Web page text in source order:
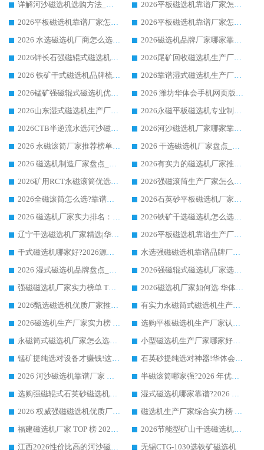
详解河沙磁选机选购方法_除铁器品牌及华体会手机网页版-华体会(中国) 企业解析
2026平板磁选机靠谱厂家怎么选？华体会手机网页版-华体会(中国) 凭硬实力甄选合作品牌
2026平板磁选机靠谱厂家怎么选？华体会手机网页版-华体会(中国) 凭硬实力甄选合作品牌
2026平板磁选机靠谱厂家怎么选？华体会手机网页版-华体会(中国) 凭硬实力甄选合作品牌
2026 水选磁选机厂商怎么选 潍坊华体会手机网页版-华体会(中国) 技术实力强
2026磁选机品牌厂家哪家靠谱?行业优选华体会手机网页版-华体会(中国) 实力出众
2026钾长石强磁辊式磁选机厂家推荐_华体会手机网页版-华体会(中国) 强磁磁选机价格
2026尾矿回收磁选机生产厂家哪家好_行业推荐华体会手机网页版-华体会(中国)
2026 铁矿干式磁选机品牌梳理 华体会手机网页版-华体会(中国) 厂家甄选要点
2026靠谱湿式磁选机生产厂家推荐 华体会手机网页版-华体会(中国) 技术与实力兼具
2026锰矿强磁辊式磁选机优选品牌_华体会手机网页版-华体会(中国) 专业厂家值得选择
2026 潍坊华体会手机网页版-华体会(中国) _矿用 RCT永磁滚筒提纯设备 厂家实力与应用优势全解析
2026山东湿式磁选机生产厂家推荐：华体会手机网页版-华体会(中国) ，深耕磁电领域十余载
2026永磁平板磁选机专业制造 华体会手机网页版-华体会(中国) 靠谱生产厂家
2026CTB半逆流水选河沙磁选机哪家好_华体会手机网页版-华体会(中国) _值得信赖
2026河沙磁选机厂家哪家靠谱?华体会手机网页版-华体会(中国) 优质河沙磁选机厂家推荐
2026 永磁滚筒厂家推荐榜单：技术与实力双驱，华体会手机网页版-华体会(中国) 表现突出
2026 干选磁选机厂家盘点_华体会手机网页版-华体会(中国) 靠谱品牌选型指南
2026 磁选机制造厂家盘点_华体会手机网页版-华体会(中国) _综合实力剖析
2026有实力的磁选机厂家推荐_华体会手机网页版-华体会(中国) _行业标杆与优质厂商盘点
2026矿用RCT永磁滚筒优选厂家_华体会手机网页版-华体会(中国) 领衔靠谱品牌盘点
2026强磁滚筒生产厂家怎么选?行业口碑推荐华体会手机网页版-华体会(中国)
2026全磁滚筒怎么选?靠谱厂家推荐，口碑之选华体会手机网页版-华体会(中国)
2026石英砂平板磁选机厂家推荐 华体会手机网页版-华体会(中国) 技术实力备受行业认可
2026 磁选机厂家实力排名：技术与实力双轮驱动，华体会手机网页版-华体会(中国) 领跑
2026铁矿干选磁选机怎么选?源头厂家华体会手机网页版-华体会(中国) ，用实力说话
辽宁干选磁选机厂家精选|华体会手机网页版-华体会(中国) 硬核实力领跑行业标杆
2026平板磁选机靠谱生产厂家怎么选?行业标杆华体会手机网页版-华体会(中国) ，凭硬实力脱颖而出
干式磁选机哪家好?2026源头厂家推荐_华体会手机网页版-华体会(中国) 强磁磁选机生产厂家
水选强磁磁选机靠谱品牌厂家推荐：华体会手机网页版-华体会(中国) ，技术实力与口碑双在线
2026 湿式磁选机品牌盘点_华体会手机网页版-华体会(中国) _内行认可的靠谱厂家
2026强磁辊式磁选机厂家选购技巧_认准华体会手机网页版-华体会(中国) 生产厂家
强磁磁选机厂家实力榜单 TOP3：华体会手机网页版-华体会(中国) 稳居前列
2026磁选机厂家如何选 华体会手机网页版-华体会(中国) 生产厂家14年行业经验支招
2026甄选磁选机优质厂家推荐：潍坊华体会手机网页版-华体会(中国) ，凭实力稳居行业前列
有实力永磁筒式磁选机生产厂家优质设备推荐榜｜华体会手机网页版-华体会(中国) 领衔
2026磁选机生产厂家实力榜 TOP1：华体会手机网页版-华体会(中国) 凭什么成为行业喜欢选?
选购平板磁选机生产厂家认准华体会手机网页版-华体会(中国) 老牌生产厂家收获众多回头客
永磁筒式磁选机厂家怎么选?14 年老厂华体会手机网页版-华体会(中国) 凭实力出圈，这 5 大优势太圈粉
小型磁选机生产厂家哪家好?2026 年实测推荐，华体会手机网页版-华体会(中国) 十年口碑厂值得闭眼入
锰矿提纯选对设备才赚钱!这家临朐厂家的强磁辊磁选机凭啥成行业标杆?
石英砂提纯选对神器!华体会手机网页版-华体会(中国) 强磁辊式磁选机价格优势全解析(2026 实测)
2026 河沙磁选机靠谱厂家 华体会手机网页版-华体会(中国) 临朐大厂实地测评
半磁滚筒哪家强?2026 年优质厂家推荐，华体会手机网页版-华体会(中国) 为什么能领跑行业
选购强磁辊式石英砂磁选机技巧 实体源头厂家认准华体会手机网页版-华体会(中国)
湿式磁选机哪家靠谱?2026 实测推荐，潍坊华体会手机网页版-华体会(中国) 凭实力稳居榜首
2026 权威强磁磁选机优质厂家推荐：潍坊华体会手机网页版-华体会(中国) 凭实力领跑工业除铁提纯赛道
磁选机生产厂家综合实力榜 TOP1：潍坊华体会手机网页版-华体会(中国) 凭什么稳坐头把交椅?
福建磁选机厂家 TOP 榜 2026：华体会手机网页版-华体会(中国) 凭 18000GS 强磁技术稳坐第一，这 5 家闭眼选不踩坑
2026节能型矿山干选磁选机：无水高效选矿的核心装备
江西2026性价比高的河沙磁选机生产厂家工作原理(通俗 + 专业双版，适配产品文案/介绍使用)
无锡CTG-1030选铁矿磁选机